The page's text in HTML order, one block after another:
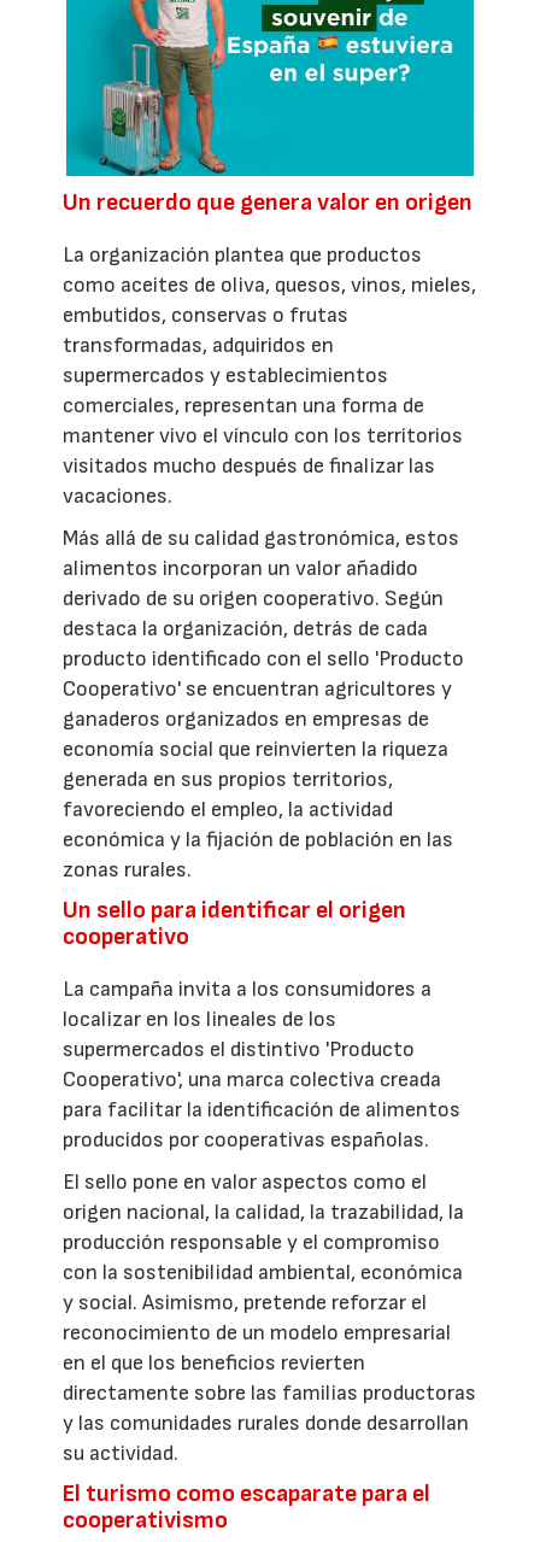
Un recuerdo que genera valor en origen
La organización plantea que productos
como aceites de oliva, quesos, vinos, mieles,
embutidos, conservas o frutas
transformadas, adquiridos en
supermercados y establecimientos
comerciales, representan una forma de
mantener vivo el vínculo con los territorios
visitados mucho después de finalizar las
vacaciones.
Más allá de su calidad gastronómica, estos
alimentos incorporan un valor añadido
derivado de su origen cooperativo. Según
destaca la organización, detrás de cada
producto identificado con el sello 'Producto
Cooperativo' se encuentran agricultores y
ganaderos organizados en empresas de
economía social que reinvierten la riqueza
generada en sus propios territorios,
favoreciendo el empleo, la actividad
económica y la fijación de población en las
zonas rurales.
Un sello para identificar el origen
cooperativo
La campaña invita a los consumidores a
localizar en los lineales de los
supermercados el distintivo 'Producto
Cooperativo', una marca colectiva creada
para facilitar la identificación de alimentos
producidos por cooperativas españolas.
El sello pone en valor aspectos como el
origen nacional, la calidad, la trazabilidad, la
producción responsable y el compromiso
con la sostenibilidad ambiental, económica
y social. Asimismo, pretende reforzar el
reconocimiento de un modelo empresarial
en el que los beneficios revierten
directamente sobre las familias productoras
y las comunidades rurales donde desarrollan
su actividad.
El turismo como escaparate para el
cooperativismo